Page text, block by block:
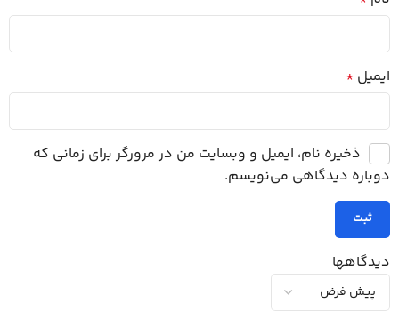
دیدگاهها
ایمیل *
ذخیره نام، ایمیل و وبسایت من در مرورگر برای زمانی که
دوباره دیدگاهی می‌نویسم.